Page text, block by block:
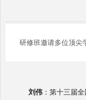
研修班邀请多位顶尖
刘伟：第十三届